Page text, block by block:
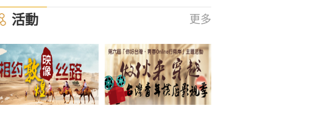
活動 更多